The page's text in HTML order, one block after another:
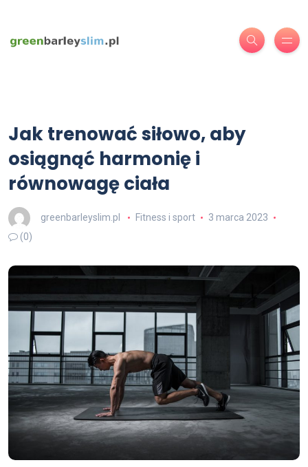
Jak trenować siłowo, aby
osiągnąć harmonię i
równowagę ciała
greenbarleyslim.pl Fitness i sport
3 marca 2023
(0)